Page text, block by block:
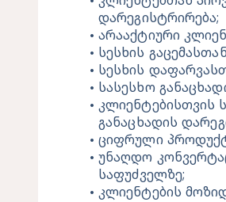
დარეგისტრირება;
არააქტიური
სესხის
სესხის
სასესხო
კლიენტებისთვის
განაცხადის
ციფრული
უნაღდო
საფუძველზე;
კლიენტების